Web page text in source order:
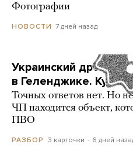
Фотографии
НОВОСТИ 7 дней назад
Украинский дрон
в Геленджике. Куда
Точных ответов нет. Но
ЧП находится объект,
ПВО
РАЗБОР 3 карточки 6 дней